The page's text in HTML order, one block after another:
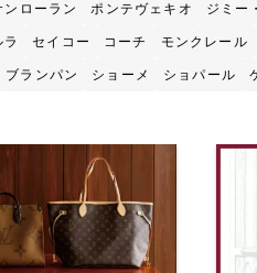
ンローラン ポンテヴェキオ ジミー
ラ セイコー コーチ モンクレール
ブランパン ショーメ ショパール